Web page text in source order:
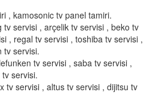
, kamosonic tv panel tamiri.
tv servisi , arçelik tv servisi , beko tv
, regal tv servisi , toshiba tv servisi ,
tv servisi.
tv servisi , saba tv servisi ,
servisi.
tv servisi , altus tv servisi , dijitsu tv